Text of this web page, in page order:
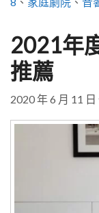
2021年
推薦
2020 年 6 月 11 日